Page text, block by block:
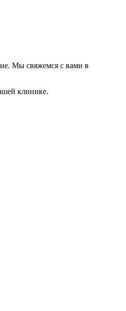
Мы свяжемся с вами в
клинике.